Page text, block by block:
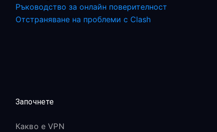
Ръководство за онлайн поверителност
Отстраняване на проблеми с Clash
Започнете
Какво е VPN